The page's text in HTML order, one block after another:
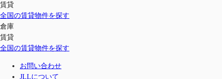
賃貸
全国の賃貸物件を探す
倉庫
賃貸
全国の賃貸物件を探す
お問い合わせ
JLLについて